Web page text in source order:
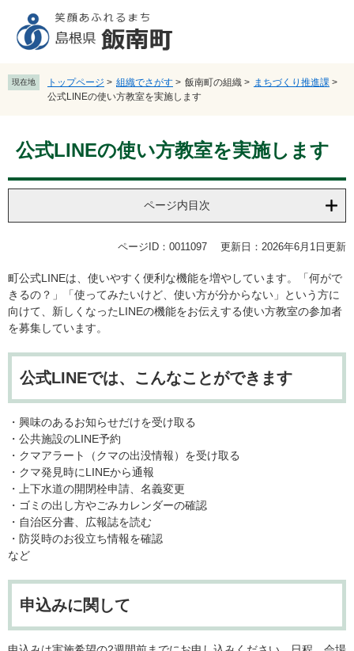
先
頭
を
飛
へ
現在地 トップページ > 組織でさがす > 飯南町の組織 > まちづくり推進課 >
公式LINEの使い方教室を実施します
文公式LINEの使い方教室を実施します
ページ内目次
ページID：0011097 更新日：2026年6月1日更新
町公式LINEは、使いやすく便利な機能を増やしています。「何がで
きるの？」「使ってみたいけど、使い方が分からない」という方に
向けて、新しくなったLINEの機能をお伝えする使い方教室の参加者
を募集しています。
公式LINEでは、こんなことができます
・興味のあるお知らせだけを受け取る
・公共施設のLINE予約
・クマアラート（クマの出没情報）を受け取る
・クマ発見時にLINEから通報
・上下水道の開閉栓申請、名義変更
・ゴミの出し方やごみカレンダーの確認
・自治区分書、広報誌を読む
・防災時のお役立ち情報を確認
など
申込みに関して